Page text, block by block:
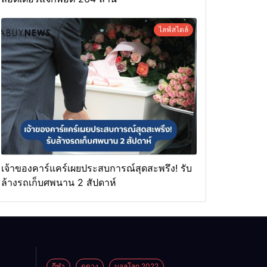
ไลฟ์สไตล์
เจ้าของคาร์แคร์เผยประสบการณ์สุดสะพรึง! รับ
ล้างรถเก็บศพนาน 2 สัปดาห์